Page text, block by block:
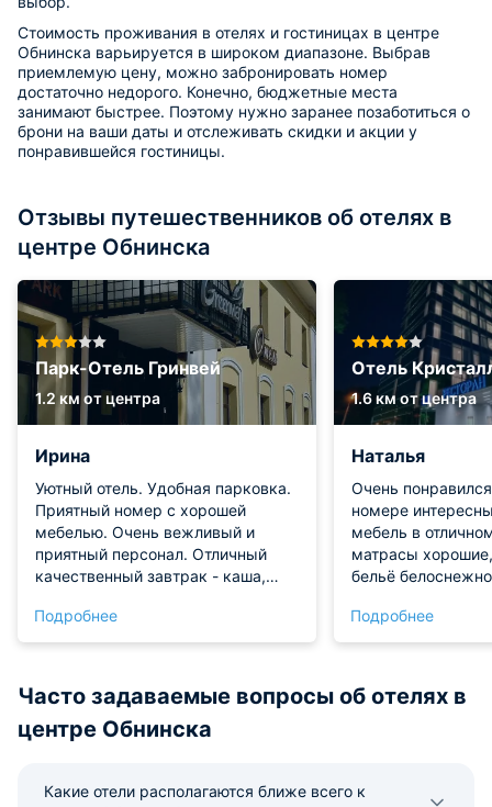
Стоимость проживания в отелях и гостиницах в центре
Обнинска варьируется в широком диапазоне. Выбрав
приемлемую цену, можно забронировать номер
достаточно недорого. Конечно, бюджетные места
занимают быстрее. Поэтому нужно заранее позаботиться о
брони на ваши даты и отслеживать скидки и акции у
понравившейся гостиницы.
Отзывы путешественников об отелях в
центре Обнинска
Парк-Отель Гринвей
1.2 км от центра
Ирина
Уютный отель. Удобная парковка.
Приятный номер с хорошей
мебелью. Очень вежливый и
приятный персонал. Отличный
качественный завтрак - каша,
куриная печенка, омлет, овощи,
выпечка, иогурт, приличный кофе
номер с 2 кроватями - себе и
очень пожилой маме. Специально
(мама тяжело ходит, 85+), в
Подробнее
Отель
1.6 км от центра
Наталья
Очень понравился
номере
мебель в
матрасы
бельё
видов, мыло,
душа, зубные
хороший.
Понравился
Подробнее
Часто задаваемые вопросы об отелях в
центре Обнинска
Какие отели располагаются ближе всего к